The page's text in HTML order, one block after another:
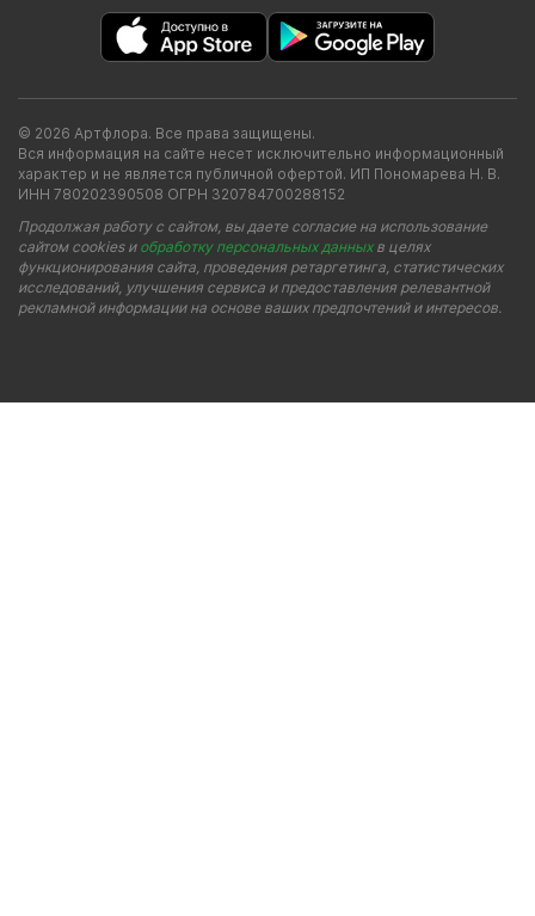
© 2026 Артфлора. Все права защищены.
Вся информация на сайте несет исключительно информационный
характер и не является публичной офертой. ИП Пономарева Н. В.
ИНН 780202390508 ОГРН 320784700288152
Продолжая работу с сайтом, вы даете согласие на использование
сайтом cookies и обработку персональных данныхв целях
функционирования сайта, проведения ретаргетинга, статистических
исследований, улучшения сервиса и предоставления релевантной
рекламной информации на основе ваших предпочтений и интересов.